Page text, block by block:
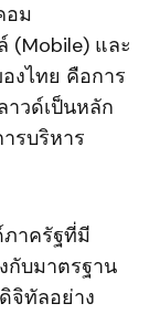
อม
(Mobile) และ
งไทย คือการ
วด์เป็นหลัก
รบริหาร
ภาครัฐที่มี
กับมาตรฐาน
จิทัลอย่าง